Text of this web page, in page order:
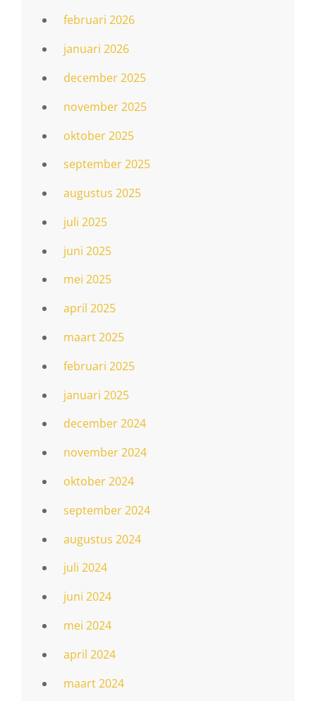
februari 2026
januari 2026
december 2025
november 2025
oktober 2025
september 2025
augustus 2025
juli 2025
juni 2025
mei 2025
april 2025
maart 2025
februari 2025
januari 2025
december 2024
november 2024
oktober 2024
september 2024
augustus 2024
juli 2024
juni 2024
mei 2024
april 2024
maart 2024